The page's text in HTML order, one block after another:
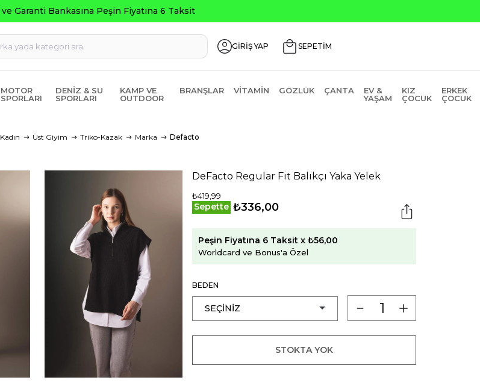
Seçili Ürünlerde ₺2000 Üzeri ₺200 İndirim Kodu: AGUSTOS200
GİRİŞ YAP SEPETİM
MOTOR
SPORLARI
DENIZ & SU
SPORLARI
KAMP VE
OUTDOOR
BRANŞLAR VITAMIN GÖZLÜK ÇANTA
EV &
YAŞAM
KIZ
ÇOCUK
ERKEK
ÇOCUK
Kadın Üst Giyim Triko-Kazak Marka Defacto
DeFacto Regular Fit Balıkçı Yaka Yelek
₺419,99
Sepette ₺336,00
Peşin Fiyatına 6 Taksit x ₺56,00
Worldcard ve Bonus'a Özel
BEDEN
STOKTA YOK